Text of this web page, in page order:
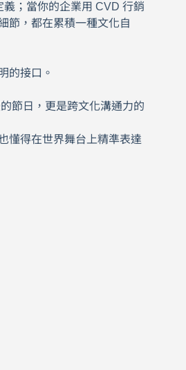
；當你的企業用 CVD 行銷
，都在累積一種文化自
的接口。
節日，更是跨文化溝通力的
懂得在世界舞台上精準表達